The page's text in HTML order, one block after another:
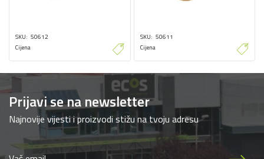
SKU 50612
Cijena
SKU 50611
Cijena
Prijavi se na newsletter
Najnovije vijesti i proizvodi stižu na tvoju adresu